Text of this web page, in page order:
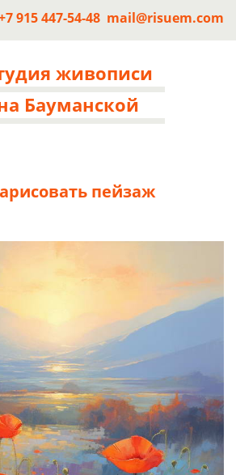
живописи
Бауманской
915 447-54-48 mail@risuem.com
пейзаж